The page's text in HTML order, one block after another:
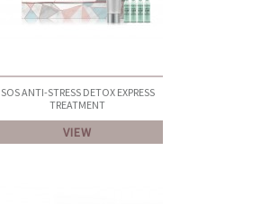
SOS ANTI-STRESS DETOX EXPRESS
TREATMENT
VIEW